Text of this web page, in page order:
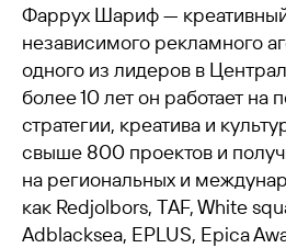
Фаррух Шариф —
независимого рекламного
одного из лидеров в
более 10 лет он работает на
стратегии, креатива и
свыше 800 проектов и
на региональных и
как Redjolbors, TAF, White
Adblacksea, EPLUS, Epica